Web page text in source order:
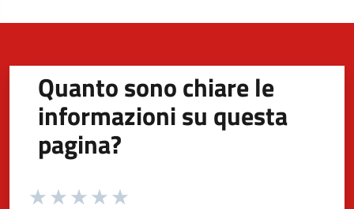
Quanto sono chiare le
informazioni su questa
pagina?
Valuta da 1 a 5 stelle la pagina